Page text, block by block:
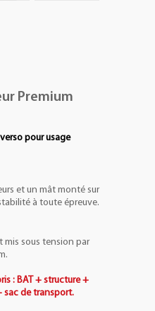
Premium
pour usage
et un mât monté sur
à toute épreuve.
mis sous tension par
: BAT + structure +
sac de transport.